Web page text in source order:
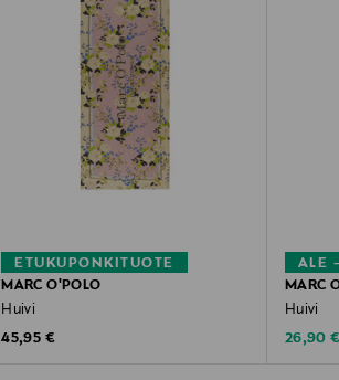
ETUKUPONKITUOTE
MARC O'POLO
Huivi
Original Price
45,95 €
ALE
MARC
Huivi
26,90 €